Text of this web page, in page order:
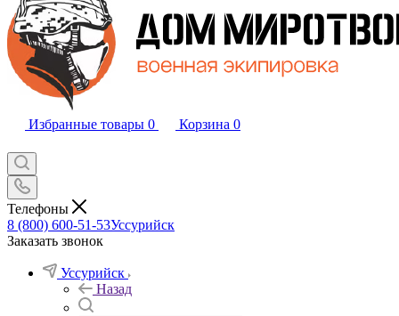
Избранные товары 0 Корзина 0
Телефоны
8 (800) 600-51-53Уссурийск
Заказать звонок
Уссурийск
Назад